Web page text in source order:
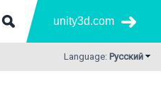
unity3d.com
Language: Русский